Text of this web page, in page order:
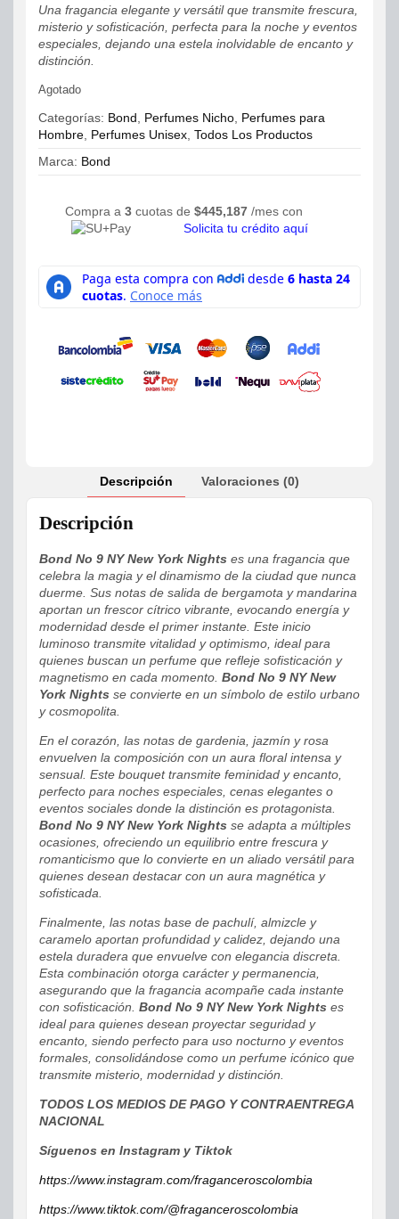
Una fragancia elegante y versátil que transmite frescura,
misterio y sofisticación, perfecta para la noche y eventos
especiales, dejando una estela inolvidable de encanto y
distinción.
Agotado
Categorías: Bond Perfumes Nicho Perfumes para
Hombre Perfumes Unisex Todos Los Productos
Marca: Bond
Compra a 3 cuotas de $445,187 /mes con
Solicita tu crédito aquí
Descripción Valoraciones (0)
Descripción
Bond No 9 NY New York Nights es una fragancia que
celebra la magia y el dinamismo de la ciudad que nunca
duerme. Sus notas de salida de bergamota y mandarina
aportan un frescor cítrico vibrante, evocando energía y
modernidad desde el primer instante. Este inicio
luminoso transmite vitalidad y optimismo, ideal para
quienes buscan un perfume que refleje sofisticación y
magnetismo en cada momento. Bond No 9 NY New
York Nights se convierte en un símbolo de estilo urbano
y cosmopolita.
En el corazón, las notas de gardenia, jazmín y rosa
envuelven la composición con un aura floral intensa y
sensual. Este bouquet transmite feminidad y encanto,
perfecto para noches especiales, cenas elegantes o
eventos sociales donde la distinción es protagonista.
Bond No 9 NY New York Nights se adapta a múltiples
ocasiones, ofreciendo un equilibrio entre frescura y
romanticismo que lo convierte en un aliado versátil para
quienes desean destacar con un aura magnética y
sofisticada.
Finalmente, las notas base de pachulí, almizcle y
caramelo aportan profundidad y calidez, dejando una
estela duradera que envuelve con elegancia discreta.
Esta combinación otorga carácter y permanencia,
asegurando que la fragancia acompañe cada instante
con sofisticación. Bond No 9 NY New York Nights es
ideal para quienes desean proyectar seguridad y
encanto, siendo perfecto para uso nocturno y eventos
formales, consolidándose como un perfume icónico que
transmite misterio, modernidad y distinción.
TODOS LOS MEDIOS DE PAGO Y CONTRAENTREGA
NACIONAL
Síguenos en Instagram y Tiktok
https://www.instagram.com/fraganceroscolombia
https://www.tiktok.com/@fraganceroscolombia